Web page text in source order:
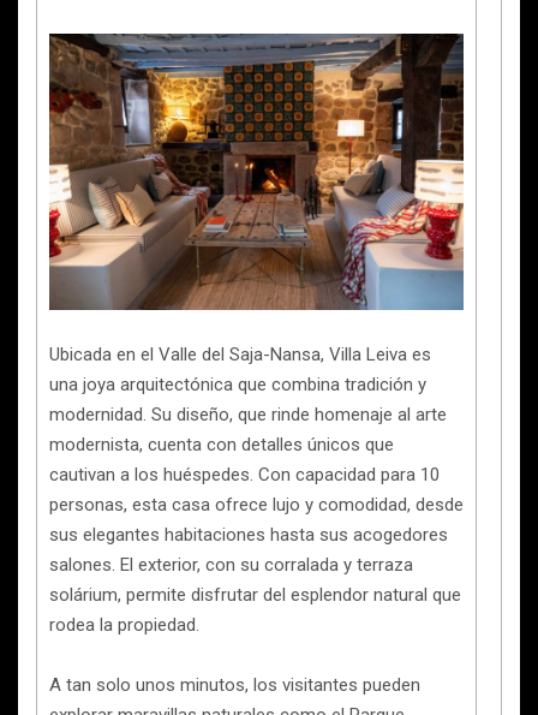
Ubicada en el Valle del Saja-Nansa, Villa Leiva es
una joya arquitectónica que combina tradición y
modernidad. Su diseño, que rinde homenaje al arte
modernista, cuenta con detalles únicos que
cautivan a los huéspedes. Con capacidad para 10
personas, esta casa ofrece lujo y comodidad, desde
sus elegantes habitaciones hasta sus acogedores
salones. El exterior, con su corralada y terraza
solárium, permite disfrutar del esplendor natural que
rodea la propiedad.
A tan solo unos minutos, los visitantes pueden